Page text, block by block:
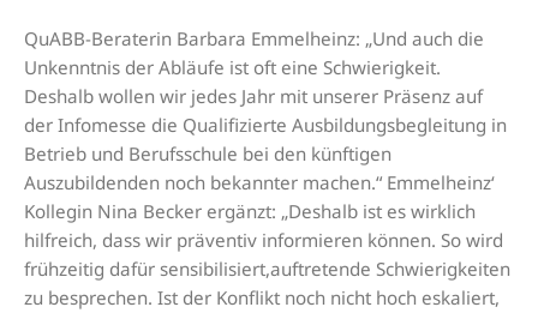
QuABB-Beraterin Barbara Emmelheinz: „Und auch die
Unkenntnis der Abläufe ist oft eine Schwierigkeit.
Deshalb wollen wir jedes Jahr mit unserer Präsenz auf
der Infomesse die Qualifizierte Ausbildungsbegleitung in
Betrieb und Berufsschule bei den künftigen
Auszubildenden noch bekannter machen.“ Emmelheinz‘
Kollegin Nina Becker ergänzt: „Deshalb ist es wirklich
hilfreich, dass wir präventiv informieren können. So wird
frühzeitig dafür sensibilisiert,auftretende Schwierigkeiten
zu besprechen. Ist der Konflikt noch nicht hoch eskaliert,